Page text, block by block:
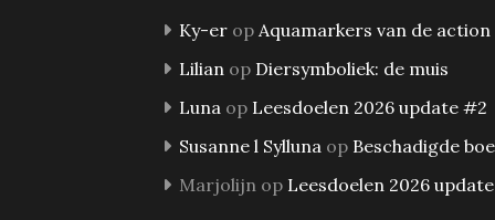
Ky-er op Aquamarkers van de action
Lilian op Diersymboliek: de muis
Luna op Leesdoelen 2026 update #2
Susanne l Sylluna op Beschadigde
Marjolijn op Leesdoelen 2026